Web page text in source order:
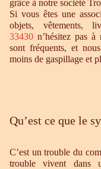
grâce à notre société
Si vous êtes une
objets, vêtements,
33430 n’hésitez pas à
sont fréquents, et
moins de gaspillage et
Qu’est ce que le
C’est un trouble du
trouble vivent dans